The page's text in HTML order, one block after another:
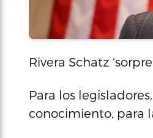
Rivera Schatz
Para los
conocimiento, para